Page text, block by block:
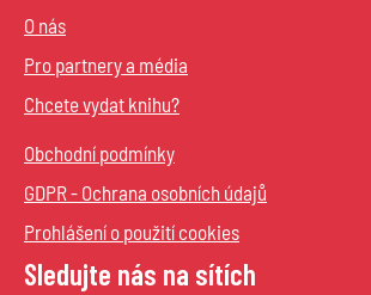
O nás
Pro partnery a média
Chcete vydat knihu?
Obchodní podmínky
GDPR - Ochrana osobních údajů
Prohlášení o použití cookies
Sledujte nás na sítích